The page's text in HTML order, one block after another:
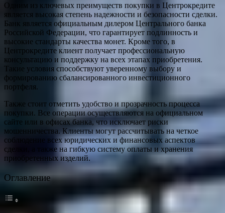
Одним из ключевых преимуществ покупки в Центрокредите
является высокая степень надежности и безопасности сделки.
Банк является официальным дилером Центрального банка
Российской Федерации, что гарантирует подлинность и
высокие стандарты качества монет. Кроме того, в
Центрокредите клиент получает профессиональную
консультацию и поддержку на всех этапах приобретения.
Такие условия способствуют уверенному выбору и
формированию сбалансированного инвестиционного
портфеля.
Также стоит отметить удобство и прозрачность процесса
покупки. Все операции осуществляются на официальном
сайте или в офисах банка, что исключает риски
мошенничества. Клиенты могут рассчитывать на четкое
соблюдение всех юридических и финансовых аспектов
сделки, а также на гибкую систему оплаты и хранения
приобретенных изделий.
Оглавление